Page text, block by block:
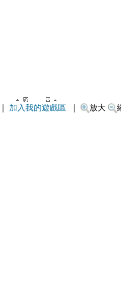
加入我的遊戲區 放大